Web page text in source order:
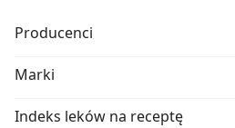
Producenci
Marki
Indeks leków na receptę